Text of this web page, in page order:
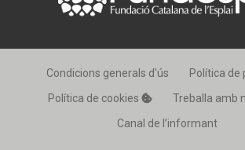
Condicions generals d’ús
Política de
Política de cookies
Treballa amb
Canal de l’informant